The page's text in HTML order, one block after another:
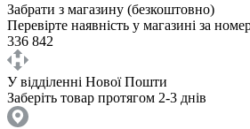
Забрати з магазину (безкоштовно)
Перевірте наявність у магазині за
336 842
У відділенні Нової Пошти
Заберіть товар протягом 2-3 днів